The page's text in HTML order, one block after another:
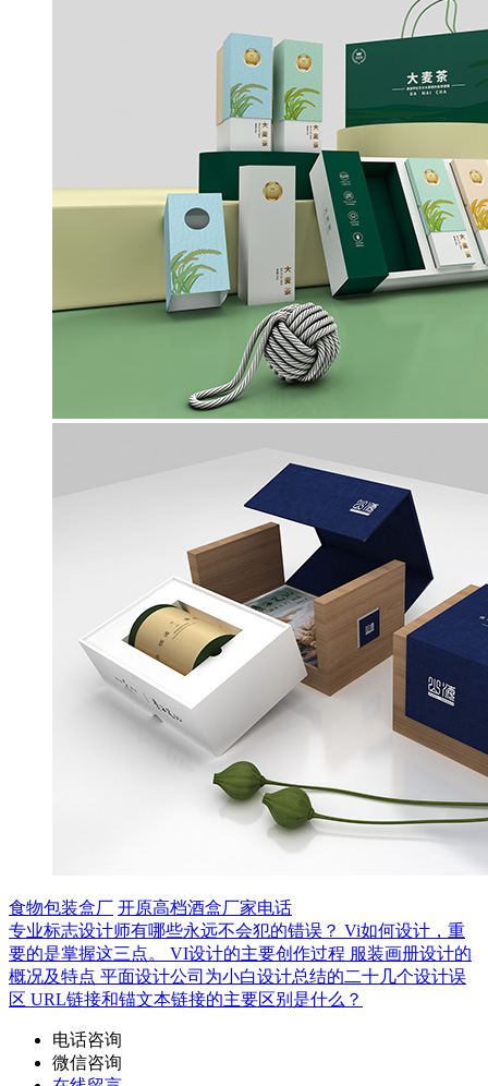
食物包装盒厂 开原高档酒盒厂家电话
专业标志设计师有哪些永远不会犯的错误？ Vi如何设计，重
要的是掌握这三点。 VI设计的主要创作过程 服装画册设计的
概况及特点 平面设计公司为小白设计总结的二十几个设计误
区 URL链接和锚文本链接的主要区别是什么？
电话咨询
微信咨询